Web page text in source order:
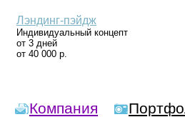
Лэндинг-пэйдж
Индивидуальный концепт
от 3 дней
от 40 000 р.
Компания